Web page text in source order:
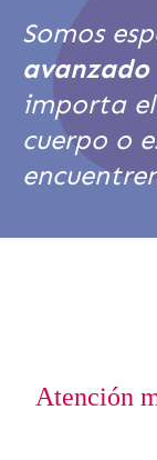
Somos
avanzado
importa
cuerpo o
Atención